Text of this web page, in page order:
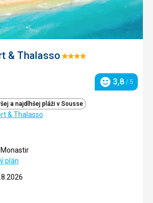
& Thalasso Hodnotenie:
Hodnotenie
3,8 / 5
a najdlhšej pláži v Sousse
& Thalasso
Monastir
plán